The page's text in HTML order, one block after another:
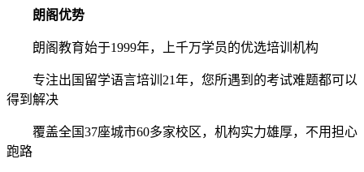
朗阁优势
朗阁教育始于1999年，上千万学员的优选培训机构
专注出国留学语言培训21年，您所遇到的考试难题都可以
得到解决
覆盖全国37座城市60多家校区，机构实力雄厚，不用担心
跑路